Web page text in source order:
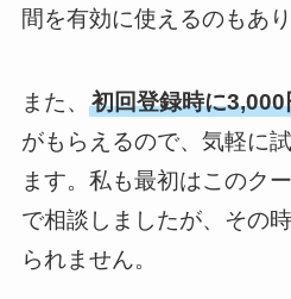
間を有効に使えるのもあ
また、 初回登録時に
がもらえるので、気軽に
ます。私も最初はこのク
で相談しましたが、その
られません。